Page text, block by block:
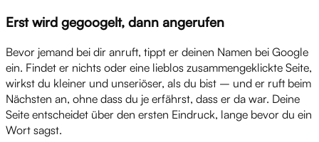
Erst wird gegoogelt, dann angerufen
Bevor jemand bei dir anruft, tippt er deinen Namen bei Google
ein. Findet er nichts oder eine lieblos zusammengeklickte Seite,
wirkst du kleiner und unseriöser, als du bist – und er ruft beim
Nächsten an, ohne dass du je erfährst, dass er da war. Deine
Seite entscheidet über den ersten Eindruck, lange bevor du ein
Wort sagst.